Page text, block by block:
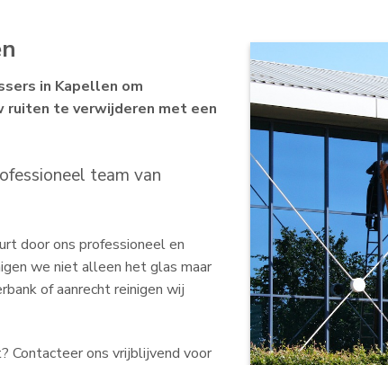
in Kapellen om
ruiten te verwijderen met een
team van
door ons professioneel en
we niet alleen het glas maar
of aanrecht reinigen wij
Contacteer ons vrijblijvend voor